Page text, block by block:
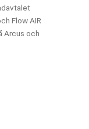
Flow AIR
Arcus och